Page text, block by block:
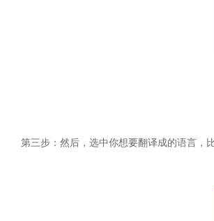
第三步：然后，选中你想要翻译成的语言，